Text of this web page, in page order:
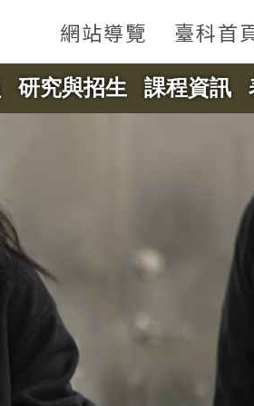
網站導覽 臺科首
研究與招生 課程資訊